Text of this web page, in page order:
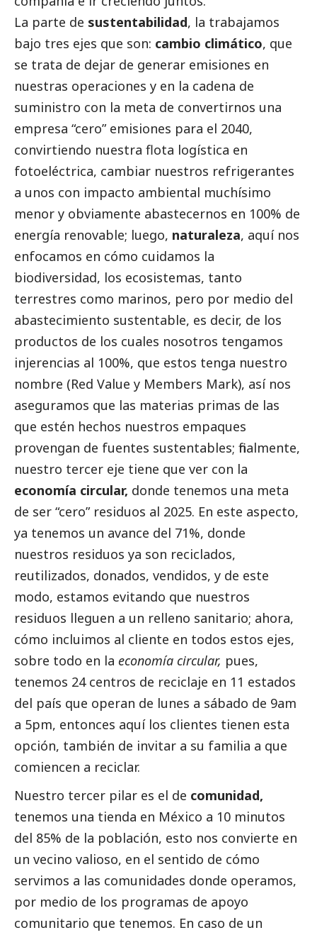
La parte de sustentabilidad, la trabajamos
bajo tres ejes que son: cambio climático, que
se trata de dejar de generar emisiones en
nuestras operaciones y en la cadena de
suministro con la meta de convertirnos una
empresa “cero” emisiones para el 2040,
convirtiendo nuestra flota logística en
fotoeléctrica, cambiar nuestros refrigerantes
a unos con impacto ambiental muchísimo
menor y obviamente abastecernos en 100% de
energía renovable; luego, naturaleza, aquí nos
enfocamos en cómo cuidamos la
biodiversidad, los ecosistemas, tanto
terrestres como marinos, pero por medio del
abastecimiento sustentable, es decir, de los
productos de los cuales nosotros tengamos
injerencias al 100%, que estos tenga nuestro
nombre (Red Value y Members Mark), así nos
aseguramos que las materias primas de las
que estén hechos nuestros empaques
provengan de fuentes sustentables; finalmente,
nuestro tercer eje tiene que ver con la
economía circular, donde tenemos una meta
de ser “cero” residuos al 2025. En este aspecto,
ya tenemos un avance del 71%, donde
nuestros residuos ya son reciclados,
reutilizados, donados, vendidos, y de este
modo, estamos evitando que nuestros
residuos lleguen a un relleno sanitario; ahora,
cómo incluimos al cliente en todos estos ejes,
sobre todo en la economía circular, pues,
tenemos 24 centros de reciclaje en 11 estados
del país que operan de lunes a sábado de 9am
a 5pm, entonces aquí los clientes tienen esta
opción, también de invitar a su familia a que
comiencen a reciclar.
Nuestro tercer pilar es el de comunidad,
tenemos una tienda en México a 10 minutos
del 85% de la población, esto nos convierte en
un vecino valioso, en el sentido de cómo
servimos a las comunidades donde operamos,
por medio de los programas de apoyo
comunitario que tenemos. En caso de un